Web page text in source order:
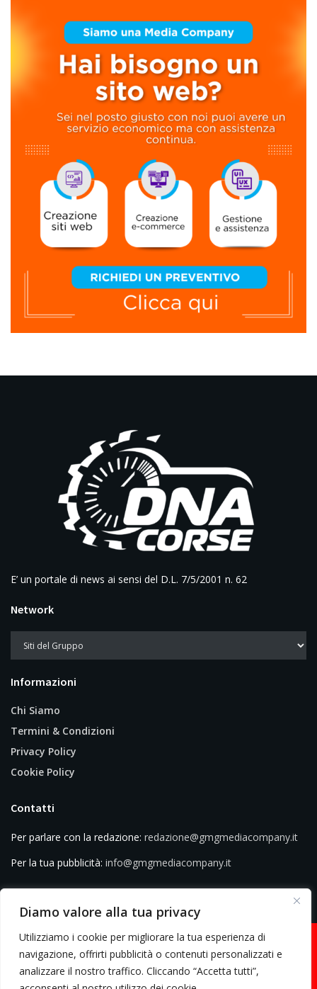
Diamo valore alla tua privacy
Utilizziamo i cookie per migliorare la tua esperienza di
navigazione, offrirti pubblicità o contenuti personalizzati e
analizzare il nostro traffico. Cliccando “Accetta tutti”,
E’ un portale di news ai sensi del D.L. 7/5/2001 n. 62
Network
Informazioni
Chi Siamo
Termini & Condizioni
Privacy Policy
Cookie Policy
Contatti
Per parlare con la redazione: redazione@gmgmediacompany.it
Per la tua pubblicità: info@gmgmediacompany.it